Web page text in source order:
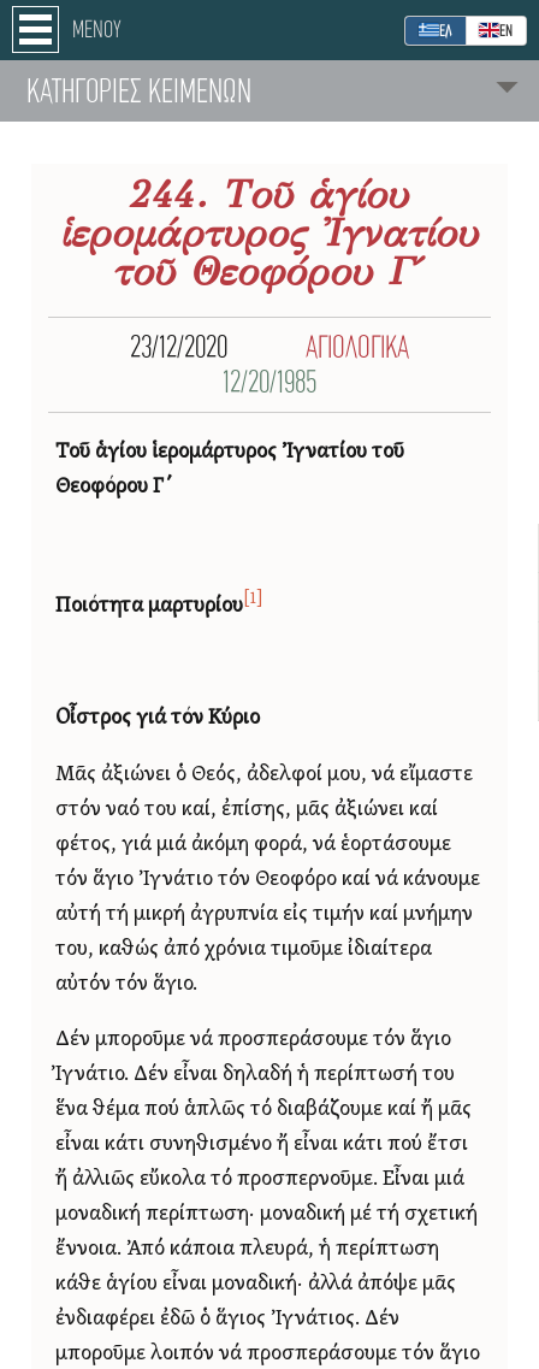
ΜΕΝΟΥ ΕΛ ΕΝ
ΚΑΤΗΓΟΡΙΕΣ ΚΕΙΜΕΝΩΝ
244. Τοῦ ἁγίου
ἱερομάρτυρος Ἰγνατίου
τοῦ Θεοφόρου Γ΄
23/12/2020
ΑΓΙΟΛΟΓΙΚΑ
12/20/1985
Τοῦ ἁγίου ἱερομάρτυρος Ἰγνατίου τοῦ
Θεοφόρου Γ΄
Ποιότητα μαρτυρίου [1]
Οἶστρος γιά τόν Κύριο
Μᾶς ἀξιώνει ὁ Θεός, ἀδελφοί μου, νά εἴμαστε
στόν ναό του καί, ἐπίσης, μᾶς ἀξιώνει καί
φέτος, γιά μιά ἀκόμη φορά, νά ἑορτάσουμε
τόν ἅγιο Ἰγνάτιο τόν Θεοφόρο καί νά κάνουμε
αὐτή τή μικρή ἀγρυπνία εἰς τιμήν καί μνήμην
του, καθώς ἀπό χρόνια τιμοῦμε ἰδιαίτερα
αὐτόν τόν ἅγιο.
Δέν μποροῦμε νά προσπεράσουμε τόν ἅγιο
Ἰγνάτιο. Δέν εἶναι δηλαδή ἡ περίπτωσή του
ἕνα θέμα πού ἁπλῶς τό διαβάζουμε καί ἤ μᾶς
εἶναι κάτι συνηθισμένο ἤ εἶναι κάτι πού ἔτσι
ἤ ἀλλιῶς εὔκολα τό προσπερνοῦμε. Εἶναι μιά
μοναδική περίπτωση· μοναδική μέ τή σχετική
ἔννοια. Ἀπό κάποια πλευρά, ἡ περίπτωση
κάθε ἁγίου εἶναι μοναδική· ἀλλά ἀπόψε μᾶς
ἐνδιαφέρει ἐδῶ ὁ ἅγιος Ἰγνάτιος. Δέν
μποροῦμε λοιπόν νά προσπεράσουμε τόν ἅγιο